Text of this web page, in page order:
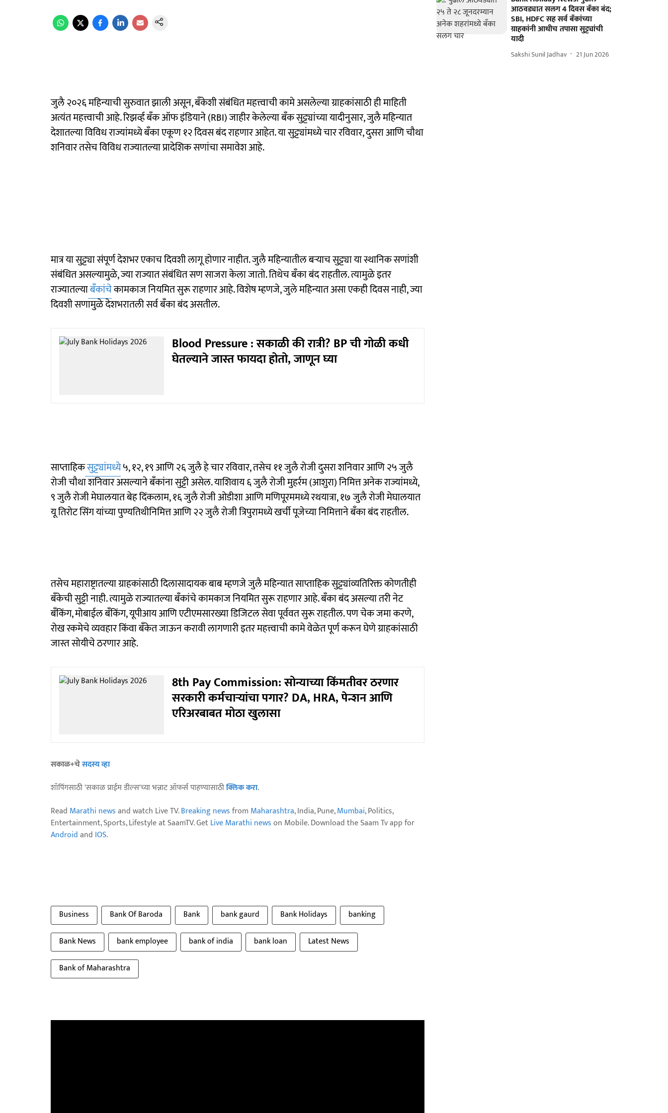
जुलै २०२६ महिन्याची सुरुवात झाली असून, बँकेशी संबंधित महत्त्वाची कामे असलेल्या ग्राहकांसाठी ही माहिती
अत्यंत महत्त्वाची आहे. रिझर्व्ह बँक ऑफ इंडियाने (RBI) जाहीर केलेल्या बँक सुट्ट्यांच्या यादीनुसार, जुलै महिन्यात
देशातल्या विविध राज्यांमध्ये बँका एकूण १२ दिवस बंद राहणार आहेत. या सुट्ट्यांमध्ये चार रविवार, दुसरा आणि चौथा
शनिवार तसेच विविध राज्यातल्या प्रादेशिक सणांचा समावेश आहे.
मात्र या सुट्ट्या संपूर्ण देशभर एकाच दिवशी लागू होणार नाहीत. जुलै महिन्यातील बऱ्याच सुट्ट्या या स्थानिक सणांशी
संबंधित असल्यामुळे, ज्या राज्यात संबंधित सण साजरा केला जातो. तिथेच बँका बंद राहतील. त्यामुळे इतर
राज्यातल्याबँकांचेकामकाज नियमित सुरू राहणार आहे. विशेष म्हणजे, जुले महिन्यात असा एकही दिवस नाही, ज्या
दिवशी सणामुळे देशभरातली सर्व बँका बंद असतील.
Blood Pressure : सकाळी की रात्री? BP ची गोळी कधी
घेतल्याने जास्त फायदा होतो, जाणून घ्या
साप्ताहिकसुट्ट्यांमध्ये५, १२, १९ आणि २६ जुलै हे चार रविवार, तसेच ११ जुलै रोजी दुसरा शनिवार आणि २५ जुलै
रोजी चौथा शनिवार असल्याने बँकांना सुट्टी असेल. याशिवाय ६ जुलै रोजी मुहर्रम (आशुरा) निमित्त अनेक राज्यांमध्ये,
९ जुलै रोजी मेघालयात बेह दिंकलाम, १६ जुलै रोजी ओडीशा आणि मणिपूरममध्ये रथयात्रा, १७ जुलै रोजी मेघालयात
यू तिरोट सिंग यांच्या पुण्यतिथीनिमित्त आणि २२ जुलै रोजी त्रिपुरामध्ये खर्ची पूजेच्या निमित्ताने बँका बंद राहतील.
तसेच महाराष्ट्रातल्या ग्राहकांसाठी दिलासादायक बाब म्हणजे जुलै महिन्यात साप्ताहिक सुट्ट्यांव्यतिरिक्त कोणतीही
बँकेची सुट्टी नाही. त्यामुळे राज्यातल्या बँकांचे कामकाज नियमित सुरू राहणार आहे. बँका बंद असल्या तरी नेट
बँकिंग, मोबाईल बँकिंग, यूपीआय आणि एटीएमसारख्या डिजिटल सेवा पूर्ववत सुरू राहतील. पण चेक जमा करणे,
रोख रकमेचे व्यवहार किंवा बँकेत जाऊन करावी लागणारी इतर महत्त्वाची कामे वेळेत पूर्ण करून घेणे ग्राहकांसाठी
जास्त सोयीचे ठरणार आहे.
8th Pay Commission: सोन्याच्या किंमतीवर ठरणार
सरकारी कर्मचाऱ्यांचा पगार? DA, HRA, पेन्शन आणि
एरिअरबाबत मोठा खुलासा
सकाळ+चेसदस्य व्हा
शॉपिंगसाठी 'सकाळ प्राईम डील्स'च्या भन्नाट ऑफर्स पाहण्यासाठीक्लिक करा.
Read Marathi newsand watch Live TV.Breaking newsfrom Maharashtra, India, Pune,Mumbai, Politics,
Entertainment, Sports, Lifestyle at SaamTV. GetLive Marathi newson Mobile. Download the Saam Tv app for
Androidand IOS.
Business Bank Of Baroda Bank bank gaurd Bank Holidays
banking
Bank News
bank employee bank of india bank loan
Latest News
Bank of Maharashtra
आठवड्यात सलग 4 दिवस बँका बंद;
SBI, HDFC सह सर्व बँकांच्या
ग्राहकांनी आधीच तपासा सुट्ट्यांची
यादी
Sakshi Sunil Jadhav 21 Jun 2026